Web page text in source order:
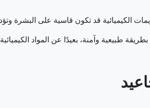
الكيميائية قد تكون قاسية على البشرة
طبيعية وآمنة، بعيدًا عن المواد